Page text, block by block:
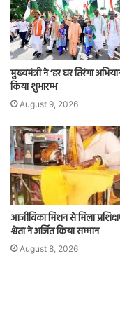
मुख्यमंत्री ने ‘हर घर तिरंगा
किया शुभारम्भ
August 9, 2026
आजीविका मिशन से मिला
श्वेता ने अर्जित किया सम्मान
August 8, 2026